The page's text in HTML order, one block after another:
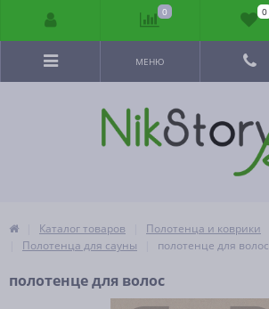
МЕНЮ
Каталог товаров
Полотенца и коврики
Полотенца для сауны
полотенце для волос
полотенце для волос
0 0